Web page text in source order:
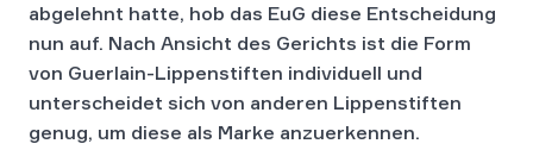
abgelehnt hatte, hob das EuG diese Entscheidung
nun auf. Nach Ansicht des Gerichts ist die Form
von Guerlain-Lippenstiften individuell und
unterscheidet sich von anderen Lippenstiften
genug, um diese als Marke anzuerkennen.